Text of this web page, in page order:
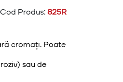
Cod Produs:825R
cromați. Poate
sau de